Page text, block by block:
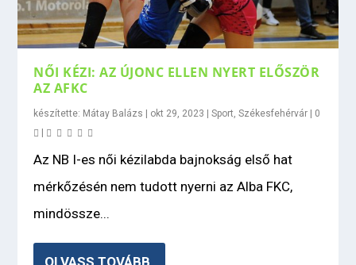
NŐI KÉZI: AZ ÚJONC ELLEN NYERT ELŐSZÖR
AZ AFKC
készítette: Mátay Balázs | okt 29, 2023 |Sport ,Székesfehérvár | 0
|
Az NB I-es női kézilabda bajnokság első hat
mérkőzésén nem tudott nyerni az Alba FKC,
mindössze...
OLVASS TOVÁBB